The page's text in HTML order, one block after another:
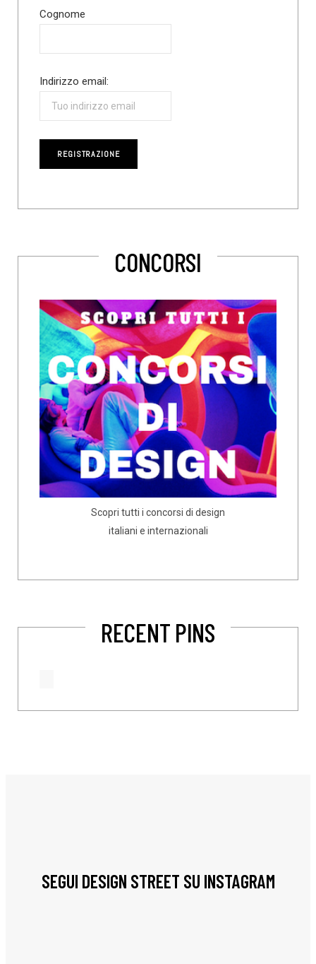
Cognome
Indirizzo email:
CONCORSI
Scopri tutti i concorsi di design
italiani e internazionali
RECENT PINS
SEGUI DESIGN STREET SU INSTAGRAM